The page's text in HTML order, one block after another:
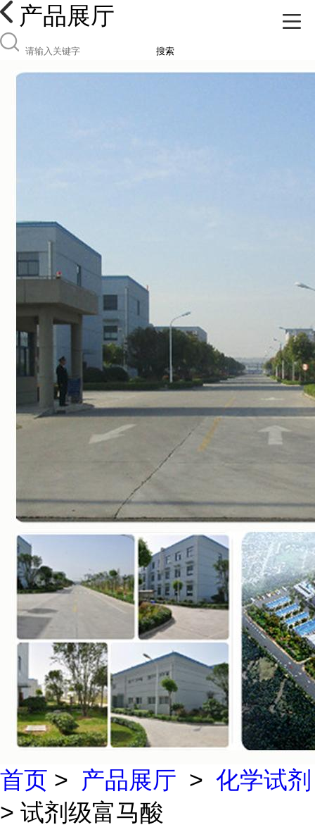
产品展厅
搜索
首页 > 产品展厅 > 化学试剂
> 试剂级富马酸